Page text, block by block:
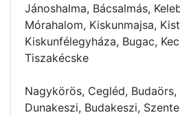
Jánoshalma, Bácsalmás,
Mórahalom, Kiskunmajsa,
Kiskunfélegyháza, Bugac,
Tiszakécske
Nagykörös, Cegléd,
Dunakeszi, Budakeszi,